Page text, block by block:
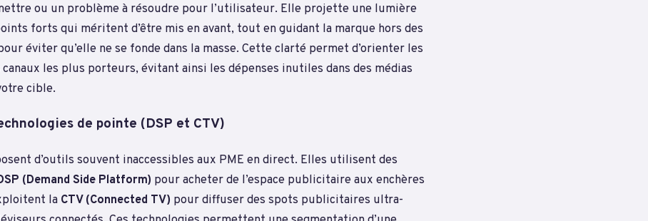
ou un problème à résoudre pour l’utilisateur. Elle projette une lumière
forts qui méritent d’être mis en avant, tout en guidant la marque hors des
éviter qu’elle ne se fonde dans la masse. Cette clarté permet d’orienter les
les plus porteurs, évitant ainsi les dépenses inutiles dans des médias
cible.
de pointe (DSP et CTV)
d’outils souvent inaccessibles aux PME en direct. Elles utilisent des
(Demand Side Platform) pour acheter de l’espace publicitaire aux enchères
la CTV (Connected TV) pour diffuser des spots publicitaires ultra-